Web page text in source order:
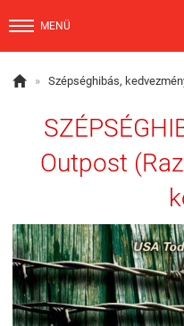
MENÜ
 » Szépséghibás,
Outpost